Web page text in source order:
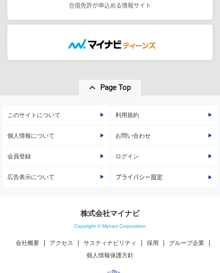
合宿免許が申込める情報サイト
Page Top
このサイトについて 利用規約
個人情報について お問い合わせ
会員登録 ログイン
広告表示について プライバシー設定
株式会社マイナビ
Copyright © Mynavi Corporation
会社概要 アクセス サスティナビリティ 採用
グループ企業
個人情報保護方針